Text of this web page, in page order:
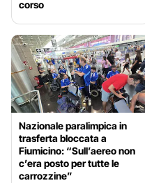
corso
Nazionale paralimpica in
trasferta bloccata a
Fiumicino: “Sull’aereo non
c’era posto per tutte le
carrozzine”